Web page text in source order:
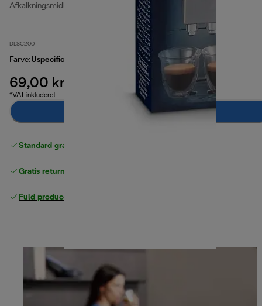
Afkalkningsmidler og vandfiltre
DLSC200
Farve:Uspecificeret
69,00 kr.
*VAT inkluderet
Læg i indkøbskurven
Standard gratis levering
Gratis returneringer
Fuld producentgaranti